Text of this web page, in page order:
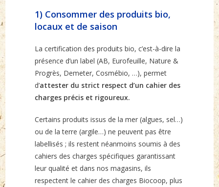
1) Consommer des produits bio,
locaux et de saison
La certification des produits bio, c’est-à-dire la
présence d’un label (AB, Eurofeuille, Nature &
Progrès, Demeter, Cosmébio, …), permet
d’attester du strict respect d’un cahier des
charges précis et rigoureux.
Certains produits issus de la mer (algues, sel…)
ou de la terre (argile…) ne peuvent pas être
labellisés ; ils restent néanmoins soumis à des
cahiers des charges spécifiques garantissant
leur qualité et dans nos magasins, ils
respectent le cahier des charges Biocoop, plus